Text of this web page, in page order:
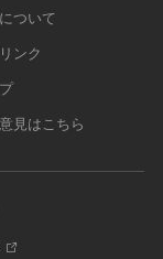
ついて
ンク
見はこちら